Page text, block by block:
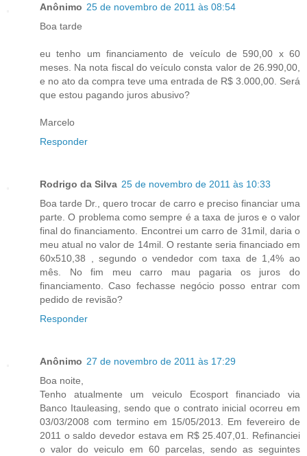
Anônimo 25 de novembro de 2011 às 08:54
Boa tarde
eu tenho um financiamento de veículo de 590,00 x 60
meses. Na nota fiscal do veículo consta valor de 26.990,00,
e no ato da compra teve uma entrada de R$ 3.000,00. Será
que estou pagando juros abusivo?
Marcelo
Responder
Rodrigo da Silva 25 de novembro de 2011 às 10:33
Boa tarde Dr., quero trocar de carro e preciso financiar uma
parte. O problema como sempre é a taxa de juros e o valor
final do financiamento. Encontrei um carro de 31mil, daria o
meu atual no valor de 14mil. O restante seria financiado em
60x510,38 , segundo o vendedor com taxa de 1,4% ao
mês. No fim meu carro mau pagaria os juros do
financiamento. Caso fechasse negócio posso entrar com
pedido de revisão?
Responder
Anônimo 27 de novembro de 2011 às 17:29
Boa noite,
Tenho atualmente um veiculo Ecosport financiado via
Banco Itauleasing, sendo que o contrato inicial ocorreu em
03/03/2008 com termino em 15/05/2013. Em fevereiro de
2011 o saldo devedor estava em R$ 25.407,01. Refinanciei
o valor do veiculo em 60 parcelas, sendo as seguintes